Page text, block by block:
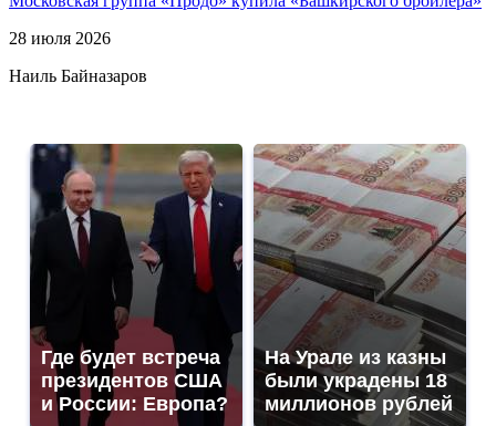
28 июля 2026
Наиль Байназаров
Где будет встреча
президентов США
и России: Европа?
На Урале из казны
были украдены 18
миллионов рублей